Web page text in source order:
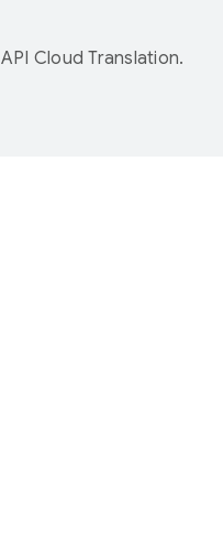
API Cloud Translation.